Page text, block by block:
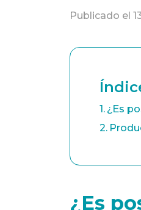
Publicado el
¿Es
¿Es